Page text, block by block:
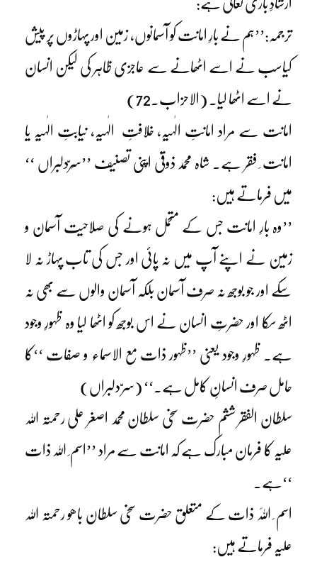
ارشادِ باری تعالیٰ ہے:
ترجمہ:’’ہم نے بارِ امانت کو آسمانوں، زمین اور پہاڑوں پر پیش
کیاسب نے اسے اٹھانے سے عاجزی ظاہر کی لیکن انسان
نے اسے اٹھا لیا۔ (الاحزاب۔72)
امانت سے مراد امانتِ الٰہیہ، خلافتِ الٰہیہ، نیابتِ الٰہیہ یا
امانت ِ فقر ہے۔ شاہ محمد ذوقیؒ اپنی تصنیف ’’سِرّدلبراں ‘‘
میں فرماتے ہیں:
’’وہ بارِ امانت جس کے متحمل ہونے کی صلاحیت آسمان و
زمین نے اپنے آپ میں نہ پائی اور جس کی تاب پہاڑ نہ لا
سکے اور جو بوجھ نہ صرف آسمان بلکہ آسمان والوں سے بھی نہ
اٹھ سکا اور حضرتِ انسان نے اس بوجھ کو اٹھا لیا وہ ظہورِ وجود
ہے۔ ظہورِ وجود یعنی ’’ظہور ذات مع الاسماء و صفات ‘‘کا
حامل صرف انسانِ کامل ہے۔‘‘ (سرّ دلبراں)
سلطان الفقر ششم حضرت سخی سلطان محمد اصغر علی رحمتہ اللہ
علیہ کا فرمان مبارک ہے کہ امانت سے مراد ’’اسم ِ اللہ ذات
‘‘ہے۔
اسم ِ اَللہ ذات کے متعلق حضرت سخی سلطان باھو رحمتہ اللہ
علیہ فرماتے ہیں: